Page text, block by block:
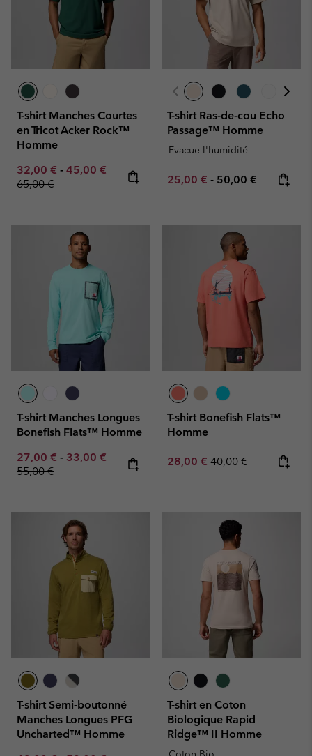
T-shirt Manches Courtes
en Tricot Acker Rock™
Homme
Minimum sale price:
32,00 € - Maximum sale price:
45,00 € Regular price:
65,00 €
T-shirt Ras-de-cou Echo
Passage™ Homme
Evacue l'humidité
Minimum sale price:
25,00 € - Maximum price:
50,00 €
T-shirt Manches Longues
Bonefish Flats™ Homme
Minimum sale price:
27,00 € - Maximum sale price:
33,00 € Regular price:
55,00 €
T-shirt Bonefish Flats™
Homme
Sale price:
28,00 € Regular price:
40,00 €
T-shirt Semi-boutonné
Manches Longues PFG
Uncharted™ Homme
T-shirt en Coton
Biologique Rapid
Ridge™ II Homme